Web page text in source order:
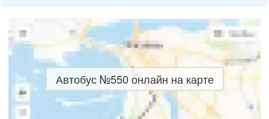
Автобус №550 онлайн на карте